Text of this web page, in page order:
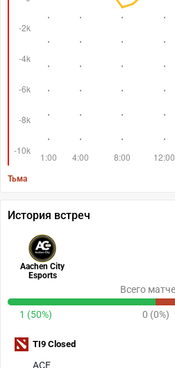
Тьма
История встреч
Aachen City
Esports
Всего
1 (50%) 0 (0%)
ACE
TI9 Closed